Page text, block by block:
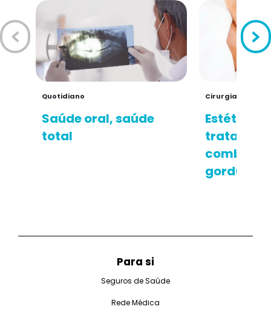
Quotidiano
Saúde oral, saúde
total
Cirurgia Plástica
Estética: 5
combate
gordura
Para si
Seguros de Saúde
Rede Médica